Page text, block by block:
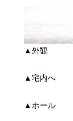
▲外観
▲宅内へ
▲ホール